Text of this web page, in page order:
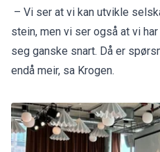
– Vi ser at vi kan utvikle
stein, men vi ser også at vi
seg ganske snart. Då er
endå meir, sa Krogen.